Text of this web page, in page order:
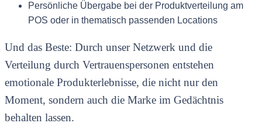
Persönliche Übergabe bei der Produktverteilung am
POS oder in thematisch passenden Locations
Und das Beste: Durch unser Netzwerk und die
Verteilung durch Vertrauenspersonen entstehen
emotionale Produkterlebnisse, die nicht nur den
Moment, sondern auch die Marke im Gedächtnis
behalten lassen.